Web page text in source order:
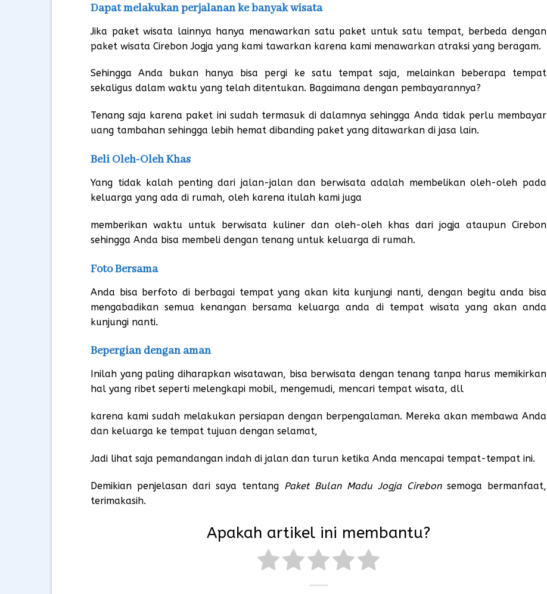
Dapat melakukan perjalanan ke banyak wisata
Jika paket wisata lainnya hanya menawarkan satu paket untuk satu tempat, berbeda dengan
paket wisata Cirebon Jogja yang kami tawarkan karena kami menawarkan atraksi yang beragam.
Sehingga Anda bukan hanya bisa pergi ke satu tempat saja, melainkan beberapa tempat
sekaligus dalam waktu yang telah ditentukan. Bagaimana dengan pembayarannya?
Tenang saja karena paket ini sudah termasuk di dalamnya sehingga Anda tidak perlu membayar
uang tambahan sehingga lebih hemat dibanding paket yang ditawarkan di jasa lain.
Beli Oleh-Oleh Khas
Yang tidak kalah penting dari jalan-jalan dan berwisata adalah membelikan oleh-oleh pada
keluarga yang ada di rumah, oleh karena itulah kami juga
memberikan waktu untuk berwisata kuliner dan oleh-oleh khas dari jogja ataupun Cirebon
sehingga Anda bisa membeli dengan tenang untuk keluarga di rumah.
Foto Bersama
Anda bisa berfoto di berbagai tempat yang akan kita kunjungi nanti, dengan begitu anda bisa
mengabadikan semua kenangan bersama keluarga anda di tempat wisata yang akan anda
kunjungi nanti.
Bepergian dengan aman
Inilah yang paling diharapkan wisatawan, bisa berwisata dengan tenang tanpa harus memikirkan
hal yang ribet seperti melengkapi mobil, mengemudi, mencari tempat wisata, dll
karena kami sudah melakukan persiapan dengan berpengalaman. Mereka akan membawa Anda
dan keluarga ke tempat tujuan dengan selamat,
Jadi lihat saja pemandangan indah di jalan dan turun ketika Anda mencapai tempat-tempat ini.
Demikian penjelasan dari saya tentang Paket Bulan Madu Jogja Cirebon semoga bermanfaat,
terimakasih.
Apakah artikel ini membantu?